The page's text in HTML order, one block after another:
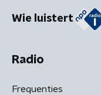
Wie luistert
Radio
Frequenties